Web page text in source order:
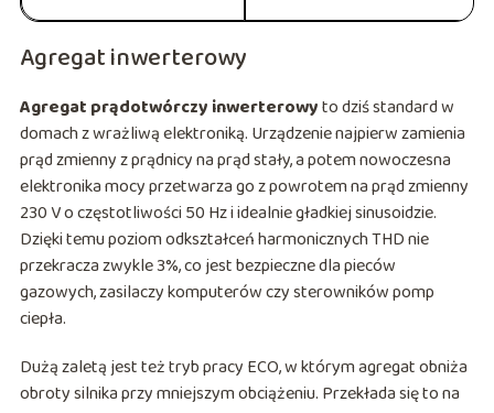
Agregat inwerterowy
Agregat prądotwórczy inwerterowyto dziś standard w
domach z wrażliwą elektroniką. Urządzenie najpierw zamienia
prąd zmienny z prądnicy na prąd stały, a potem nowoczesna
elektronika mocy przetwarza go z powrotem na prąd zmienny
230 V o częstotliwości 50 Hz i idealnie gładkiej sinusoidzie.
Dzięki temu poziom odkształceń harmonicznych THD nie
przekracza zwykle 3%, co jest bezpieczne dla pieców
gazowych, zasilaczy komputerów czy sterowników pomp
ciepła.
Dużą zaletą jest też tryb pracy ECO, w którym agregat obniża
obroty silnika przy mniejszym obciążeniu. Przekłada się to na